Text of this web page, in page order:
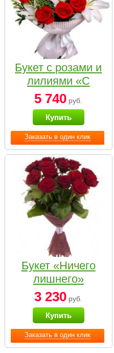
Заказать в один клик
Букет с розами и
лилиями «С
наилучшими
пожеланиями»
5 740 руб.
Купить
Заказать в один клик
Букет «Ничего
лишнего»
3 230 руб.
Купить